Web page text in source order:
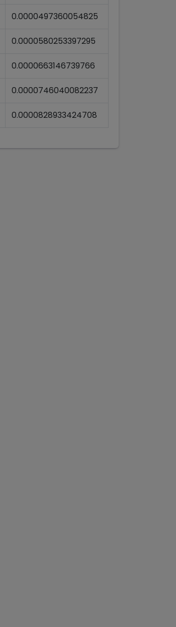
0.0000497360054825
0.0000580253397295
0.0000663146739766
0.0000746040082237
0.0000828933424708